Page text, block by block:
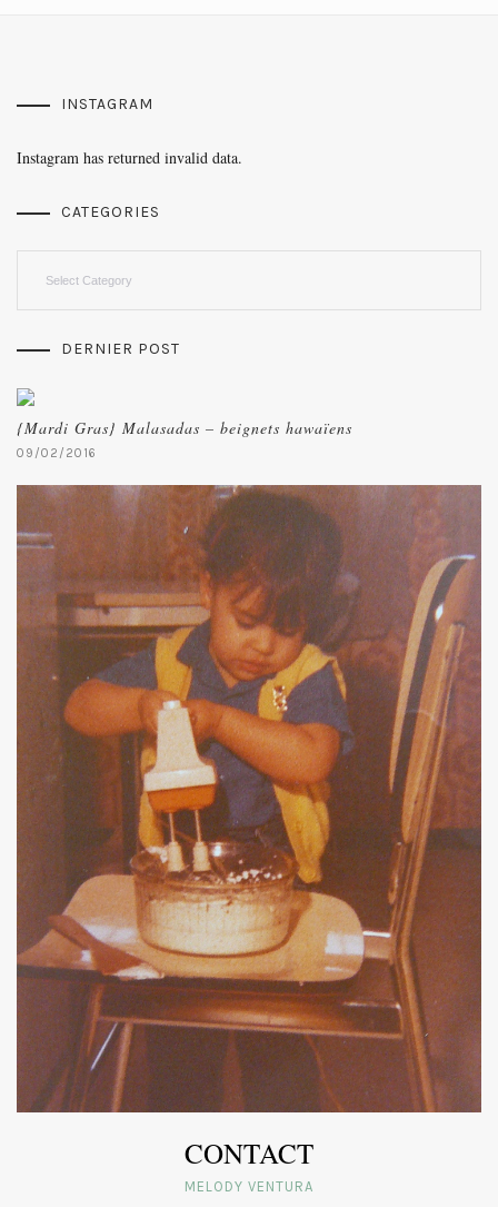
INSTAGRAM
Instagram has returned invalid data.
CATEGORIES
DERNIER POST
{Mardi Gras} Malasadas – beignets hawaïens
09/02/2016
CONTACT
MELODY VENTURA